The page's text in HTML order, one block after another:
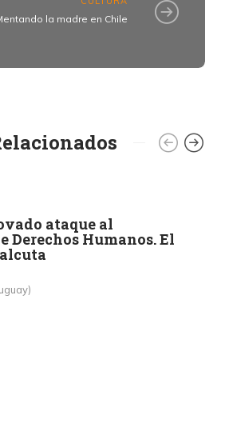
la madre en Chile
ataque al
Derechos Humanos. El